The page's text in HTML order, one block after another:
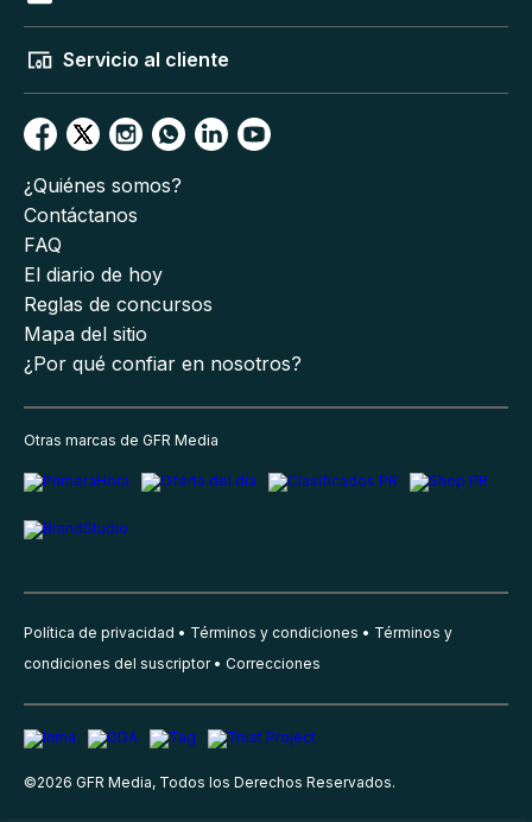
Servicio al cliente
¿Quiénes somos?
Contáctanos
FAQ
El diario de hoy
Reglas de concursos
Mapa del sitio
¿Por qué confiar en nosotros?
Otras marcas de GFR Media
Política de privacidad Términos y condiciones
Términos y
condiciones del suscriptor
Correcciones
©2026 GFR Media, Todos los Derechos Reservados.